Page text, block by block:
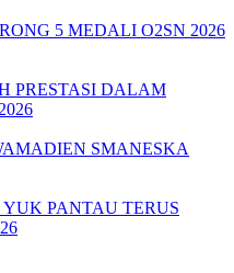
5 MEDALI O2SN 2026
PRESTASI DALAM
SMANESKA
PANTAU TERUS